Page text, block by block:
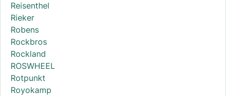
Reisenthel
Rieker
Robens
Rockbros
Rockland
ROSWHEEL
Rotpunkt
Royokamp